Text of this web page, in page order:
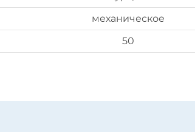
механическое
50